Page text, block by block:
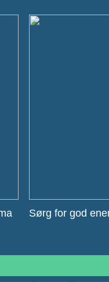
Sørg for god